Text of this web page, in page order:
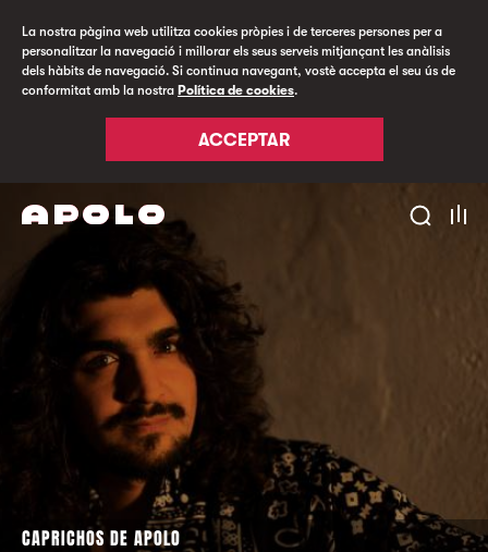
La nostra pàgina web utilitza cookies pròpies i de terceres persones per a
personalitzar la navegació i millorar els seus serveis mitjançant les anàlisis
dels hàbits de navegació. Si continua navegant, vostè accepta el seu ús de
conformitat amb la nostra Política de cookies.
ACCEPTAR
CAPRICHOS DE APOLO